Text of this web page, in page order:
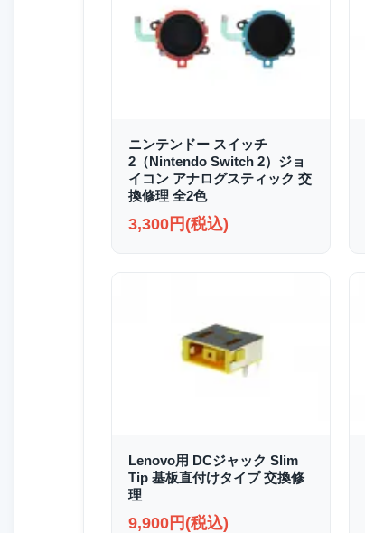
ニンテンドー スイッチ
2（Nintendo Switch 2）ジョ
イコン アナログスティック 交
換修理 全2色
3,300円(税込)
Lenovo用 DCジャック Slim
Tip 基板直付けタイプ 交換修
理
9,900円(税込)